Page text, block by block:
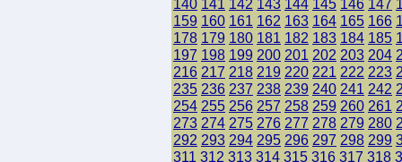
140 141 142 143 144 145 146 147
159 160 161 162 163 164 165 166
178 179 180 181 182 183 184 185
197 198 199 200 201 202 203 204
216 217 218 219 220 221 222 223
235 236 237 238 239 240 241 242
254 255 256 257 258 259 260 261
273 274 275 276 277 278 279 280
292 293 294 295 296 297 298 299
311 312 313 314 315 316 317 318